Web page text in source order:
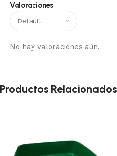
Valoraciones
No hay valoraciones aún.
Productos Relacionados